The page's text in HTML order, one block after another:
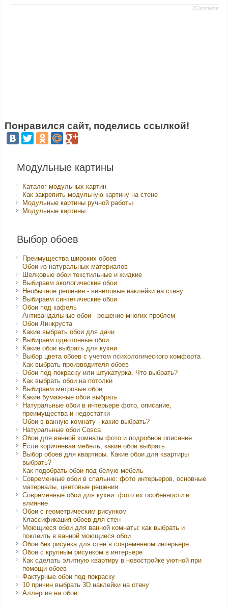
JComments
Понравился сайт, поделись ссылкой!
Модульные картины
Каталог модульных картин
Как закрепить модульную картину на стене
Модульные картины ручной работы
Модульные картины
Выбор обоев
Преимущества широких обоев
Обои из натуральных материалов
Шелковые обои текстильные и жидкие
Выбираем экологические обои
Необычное решение - виниловые наклейки на стену
Выбираем синтетические обои
Обои под кафель
Антивандальные обои - решение многих проблем
Обои Линкруста
Какие выбрать обои для дачи
Выбираем однотонные обои
Какие обои выбрать для кухни
Выбор цвета обоев с учетом психологического комфорта
Как выбрать производителя обоев
Обои под покраску или штукатурка. Что выбрать?
Как выбрать обои на потолки
Выбираем метровые обои
Какие бумажные обои выбрать
Натуральные обои в интерьере фото, описание,
преимущества и недостатки
Обои в ванную комнату - какие выбрать?
Натуральные обои Cosca
Обои для ванной комнаты фото и подробное описание
Если коричневая мебель, какие обои выбрать
Выбор обоев для квартиры. Какие обои для квартиры
выбрать?
Как подобрать обои под белую мебель
Современные обои в спальню: фото интерьеров, основные
материалы, цветовые решения
Современные обои для кухни: фото их особенности и
влияние
Обои с геометрическим рисунком
Классификация обоев для стен
Моющиеся обои для ванной комнаты: как выбрать и
поклеить в ванной моющиеся обои
Обои без рисунка для стен в современном интерьере
Обои с крупным рисунком в интерьере
Как сделать элитную квартиру в новостройке уютной при
помощи обоев
Фактурные обои под покраску
10 причин выбрать 3D наклейки на стену
Аллергия на обои